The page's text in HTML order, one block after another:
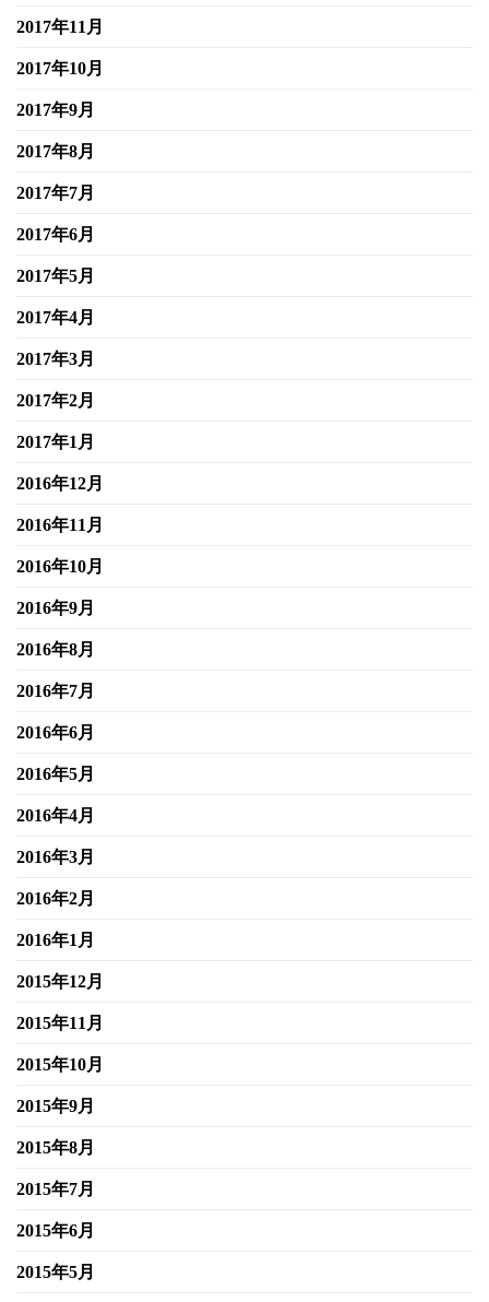
2017年11月
2017年10月
2017年9月
2017年8月
2017年7月
2017年6月
2017年5月
2017年4月
2017年3月
2017年2月
2017年1月
2016年12月
2016年11月
2016年10月
2016年9月
2016年8月
2016年7月
2016年6月
2016年5月
2016年4月
2016年3月
2016年2月
2016年1月
2015年12月
2015年11月
2015年10月
2015年9月
2015年8月
2015年7月
2015年6月
2015年5月